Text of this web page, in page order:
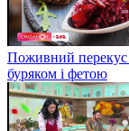
Поживний перекус
буряком і фетою